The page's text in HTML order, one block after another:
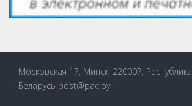
Московская 17, Минск, 220007, Республика
Беларусь post@pac.by